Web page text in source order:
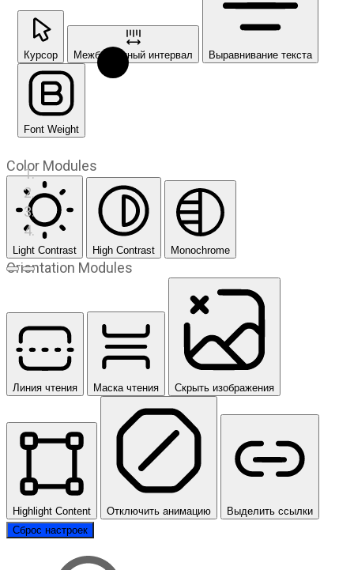
Предыдущий слайд
Следующий слайд
Курсор Межбуквенный интервал Выравнивание текста
Font Weight
Color Modules
Light Contrast High Contrast Monochrome
Orientation Modules
Линия чтения Маска чтения Скрыть изображения
Highlight Content Отключить анимацию
Выделить ссылки
Сброс настроек